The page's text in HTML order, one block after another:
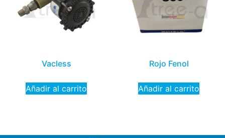
Vacless
Añadir al carrito
Rojo Fenol
Añadir al carrito